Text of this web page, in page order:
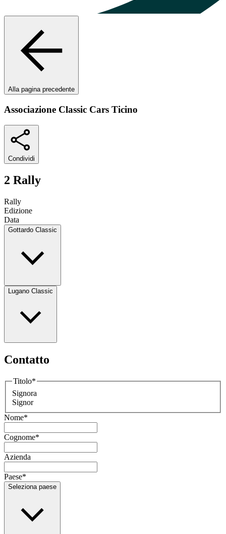
Alla pagina precedente
Associazione Classic Cars Ticino
Condividi
2 Rally
Rally
Edizione
Data
Gottardo Classic
Lugano Classic
Contatto
Titolo*
Signora
Signor
Nome*
Cognome*
Azienda
Paese*
Seleziona paese